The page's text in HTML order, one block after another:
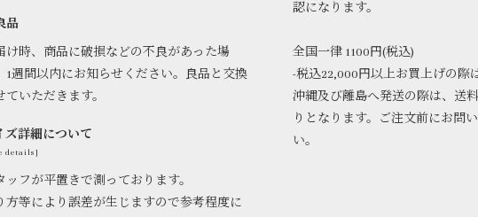
品
け時、商品に破損などの不良があった場
1週間以内にお知らせください。良品と交換
ていただきます。
ズ詳細について
details]
ッフが平置きで測っております。
方等により誤差が生じますので参考程度に
認になります。
全国一律 1100円(税込)
-税込22,000円以上お買上げの際
沖縄及び離島へ発送の際は、送
りとなります。ご注文前にお問
い。